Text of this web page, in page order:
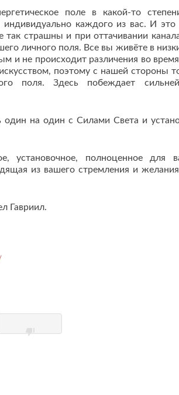
поле в какой-то
каждого из вас. И это
так страшны и при оттачивании
личного поля. Все вы живёте в
и не происходит различения во
поэтому с нашей стороны
поля. Здесь побеждает
один на один с Силами Света и
полноценное для
из вашего стремления и
Гавриил.